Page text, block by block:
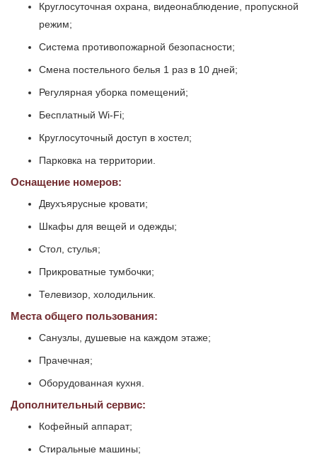
Круглосуточная охрана, видеонаблюдение, пропускной
режим;
Система противопожарной безопасности;
Смена постельного белья 1 раз в 10 дней;
Регулярная уборка помещений;
Бесплатный Wi-Fi;
Круглосуточный доступ в хостел;
Парковка на территории.
Оснащение номеров:
Двухъярусные кровати;
Шкафы для вещей и одежды;
Стол, стулья;
Прикроватные тумбочки;
Телевизор, холодильник.
Места общего пользования:
Санузлы, душевые на каждом этаже;
Прачечная;
Оборудованная кухня.
Дополнительный сервис:
Кофейный аппарат;
Стиральные машины;